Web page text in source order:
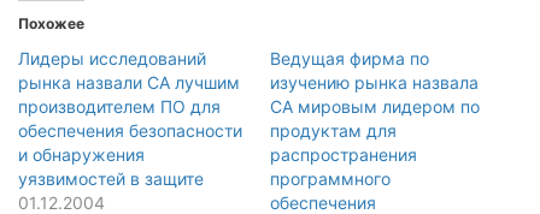
Похожее
Лидеры исследований
рынка назвали CA лучшим
производителем ПО для
обеспечения безопасности
и обнаружения
уязвимостей в защите
01.12.2004
Ведущая фирма по
изучению рынка назвала
CA мировым лидером по
продуктам для
распространения
программного
обеспечения